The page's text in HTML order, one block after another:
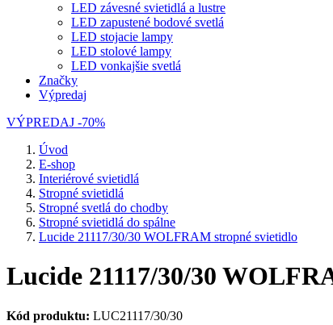
LED závesné svietidlá a lustre
LED zapustené bodové svetlá
LED stojacie lampy
LED stolové lampy
LED vonkajšie svetlá
Značky
Výpredaj
VÝPREDAJ -70%
Úvod
E-shop
Interiérové svietidlá
Stropné svietidlá
Stropné svetlá do chodby
Stropné svietidlá do spálne
Lucide 21117/30/30 WOLFRAM stropné svietidlo
Lucide 21117/30/30
Kód produktu: LUC21117/30/30